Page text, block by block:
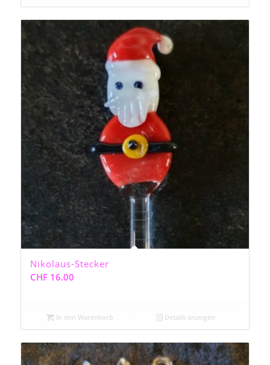
Nikolaus-Stecker
CHF16.00
In den Warenkorb Details anzeigen